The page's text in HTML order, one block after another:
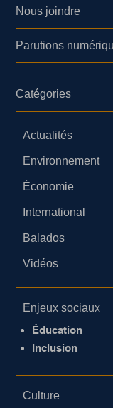
Nous joindre
Parutions
Catégories
Actualités
Environnement
Économie
International
Balados
Vidéos
Enjeux sociaux
Éducation
Inclusion
Culture